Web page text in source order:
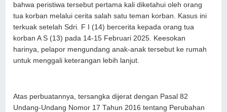
bahwa peristiwa tersebut pertama kali diketahui oleh orang
tua korban melalui cerita salah satu teman korban. Kasus ini
terkuak setelah Sdri. F I (14) bercerita kepada orang tua
korban A S (13) pada 14-15 Februari 2025. Keesokan
harinya, pelapor mengundang anak-anak tersebut ke rumah
untuk menggali keterangan lebih lanjut.
Atas perbuatannya, tersangka dijerat dengan Pasal 82
Undang-Undang Nomor 17 Tahun 2016 tentang Perubahan